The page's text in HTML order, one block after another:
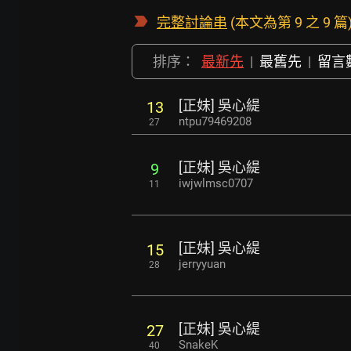
完整討論串 (本文為第 9 之 9
排序： 最新先 | 最舊先 | 留言
13
27
[正妹] 吳心緹
ntpu79469208
9
11
[正妹] 吳心緹
iwjwlmsc0707
15
28
[正妹] 吳心緹
jerryyuan
27
40
[正妹] 吳心緹
SnakeK